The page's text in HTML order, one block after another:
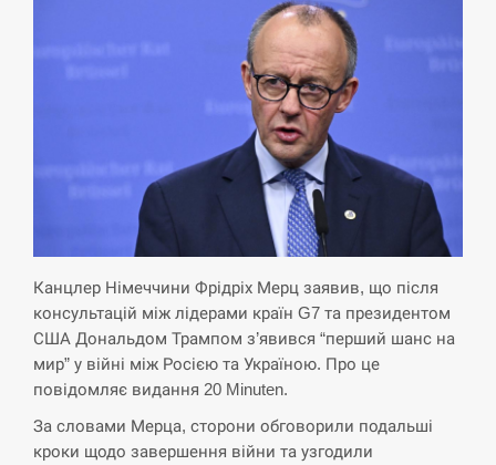
Іспанія попросила партнерів не
критикувати Марокко через міграційну
РФ провела новий раунд таємних
зустрічей з Європою щодо війни…
СЕРПЕНЬ
Экс-послу в США Стефанишиной
вручили новое подозрение и избирают
меру…
СЕРПЕНЬ
Канцлер Німеччини Фрідріх Мерц заявив, що після
консультацій між лідерами країн G7 та президентом
США Дональдом Трампом з’явився “перший шанс на
мир” у війні між Росією та Україною. Про це
повідомляє видання 20 Minuten.
За словами Мерца, сторони обговорили подальші
кроки щодо завершення війни та узгодили